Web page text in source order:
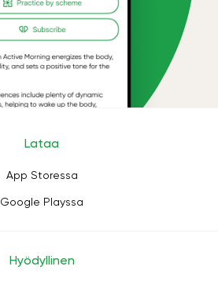
Lataa
App Storessa
Google Playssa
Hyödyllinen